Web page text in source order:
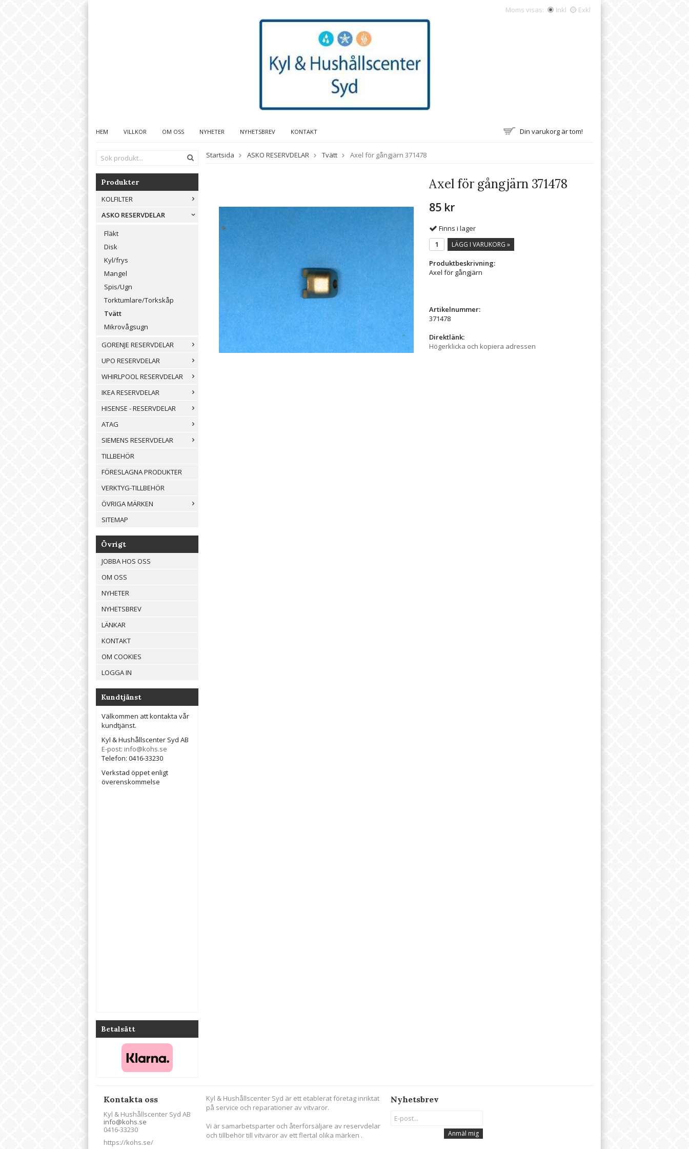
Moms visas: Inkl Exkl
HEM VILLKOR OM OSS NYHETER NYHETSBREV KONTAKT Din varukorg är tom!
Produkter
KOLFILTER
ASKO RESERVDELAR
Fläkt
Disk
Kyl/frys
Mangel
Spis/Ugn
Torktumlare/Torkskåp
Tvätt
Mikrovågsugn
GORENJE RESERVDELAR
UPO RESERVDELAR
WHIRLPOOL RESERVDELAR
IKEA RESERVDELAR
HISENSE - RESERVDELAR
ATAG
SIEMENS RESERVDELAR
TILLBEHÖR
FÖRESLAGNA PRODUKTER
VERKTYG-TILLBEHÖR
ÖVRIGA MÄRKEN
SITEMAP
Övrigt
JOBBA HOS OSS
OM OSS
NYHETER
NYHETSBREV
LÄNKAR
KONTAKT
OM COOKIES
LOGGA IN
Kundtjänst
Välkommen att kontakta vår
kundtjänst.
Kyl & Hushållscenter Syd AB
E-post: info@kohs.se
Telefon: 0416-33230
Verkstad öppet enligt
överenskommelse
Betalsätt
Startsida ASKO RESERVDELAR Tvätt Axel för gångjärn 371478
Axel för gångjärn 371478
85 kr
Finns i lager
LÄGG I VARUKORG »
Produktbeskrivning:
Axel för gångjärn
Artikelnummer:
371478
Direktlänk:
Högerklicka och kopiera adressen
Kontakta oss
Kyl & Hushållscenter Syd AB
info@kohs.se
0416-33230
https://kohs.se/
Nyhetsbrev
Anmäl mig
Kyl & Hushållscenter Syd är ett etablerat företag inriktat
på service och reparationer av vitvaror.
Vi är samarbetsparter och återförsäljare av reservdelar
och tillbehör till vitvaror av ett flertal olika märken .